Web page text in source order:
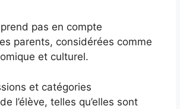
pas en compte
parents, considérées comme
et culturel.
et catégories
l’élève, telles qu’elles sont